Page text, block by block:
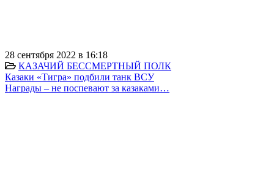
28 сентября 2022 в 16:18
КАЗАЧИЙ БЕССМЕРТНЫЙ ПОЛК
Казаки «Тигра» подбили танк ВСУ
Награды – не поспевают за казаками…